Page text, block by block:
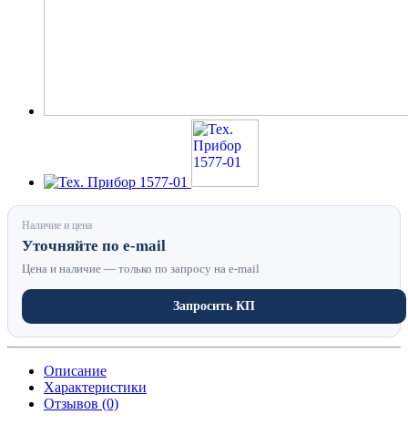
Наличие и цена
Уточняйте по e-mail
Цена и наличие — только по запросу на e-mail
Запросить КП
Описание
Характеристики
Отзывов (0)